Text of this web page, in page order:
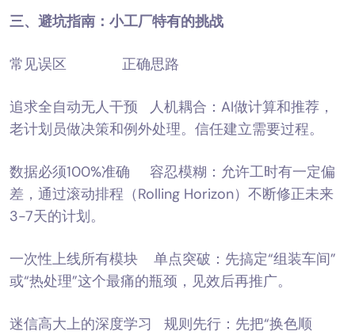
三、避坑指南：小工厂特有的挑战
常见误区 正确思路
追求全自动无人干预 人机耦合：AI做计算和推荐，
老计划员做决策和例外处理。信任建立需要过程。
数据必须100%准确 容忍模糊：允许工时有一定偏
差，通过滚动排程（Rolling Horizon）不断修正未来
3-7天的计划。
一次性上线所有模块 单点突破：先搞定“组装车间”
或“热处理”这个最痛的瓶颈，见效后再推广。
迷信高大上的深度学习 规则先行：先把“换色顺